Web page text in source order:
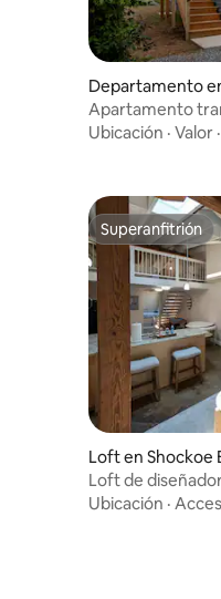
Departamento
d
Apartamento
cerca de la
Ubicación · Valor ·
Superanfitrión
Superanfitrión
Loft en Shockoe
Loft de
estacionamiento
Ubicación ·